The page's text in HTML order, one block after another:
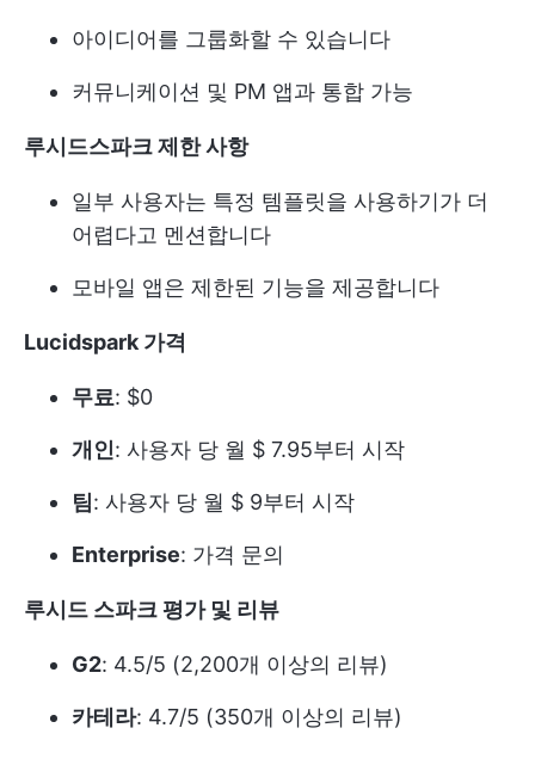
아이디어를 그룹화할 수 있습니다
커뮤니케이션 및 PM 앱과 통합 가능
루시드스파크 제한 사항
일부 사용자는 특정 템플릿을 사용하기가 더
어렵다고 멘션합니다
모바일 앱은 제한된 기능을 제공합니다
Lucidspark 가격
무료: $0
개인: 사용자 당 월 $ 7.95부터 시작
팀: 사용자 당 월 $ 9부터 시작
Enterprise: 가격 문의
루시드 스파크 평가 및 리뷰
G2: 4.5/5 (2,200개 이상의 리뷰)
카테라: 4.7/5 (350개 이상의 리뷰)